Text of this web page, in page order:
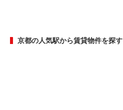
京都の人気駅から賃貸物件を探す